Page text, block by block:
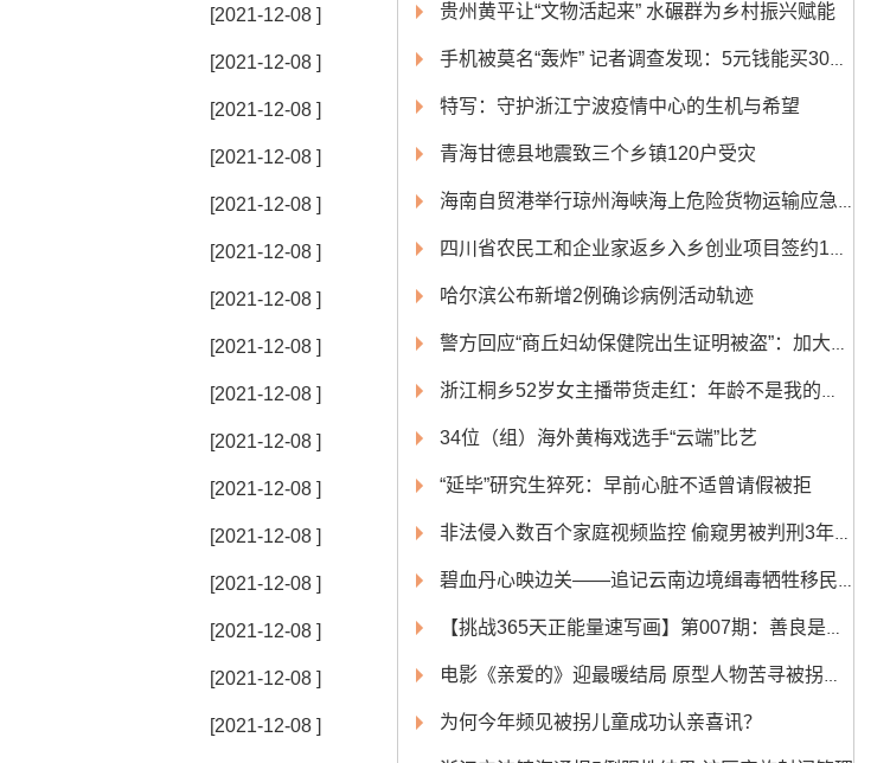
[2021-12-08 ]
[2021-12-08 ]
[2021-12-08 ]
[2021-12-08 ]
[2021-12-08 ]
[2021-12-08 ]
[2021-12-08 ]
[2021-12-08 ]
[2021-12-08 ]
[2021-12-08 ]
[2021-12-08 ]
[2021-12-08 ]
[2021-12-08 ]
[2021-12-08 ]
[2021-12-08 ]
[2021-12-08 ]
贵州黄平让“文物活起来” 水碾群为乡村振兴赋能
手机被莫名“轰炸” 记者调查发现：5元钱能买300条轰炸短信
特写：守护浙江宁波疫情中心的生机与希望
青海甘德县地震致三个乡镇120户受灾
海南自贸港举行琼州海峡海上危险货物运输应急演练
四川省农民工和企业家返乡入乡创业项目签约14个 签约总额超50亿元
哈尔滨公布新增2例确诊病例活动轨迹
警方回应“商丘妇幼保健院出生证明被盗”：加大侦破力度
浙江桐乡52岁女主播带货走红：年龄不是我的阻碍
34位（组）海外黄梅戏选手“云端”比艺
“延毕”研究生猝死：早前心脏不适曾请假被拒
非法侵入数百个家庭视频监控 偷窥男被判刑3年10个月
碧血丹心映边关——追记云南边境缉毒牺牲移民管理警察蔡晓东
【挑战365天正能量速写画】第007期：善良是最好的化妆品
电影《亲爱的》迎最暖结局 原型人物苦寻被拐儿子获团圆
为何今年频见被拐儿童成功认亲喜讯？